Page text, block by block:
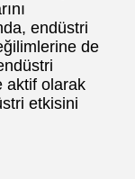
endüstri
de
aktif olarak
etkisini